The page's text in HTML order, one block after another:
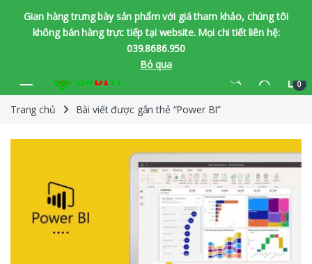
Gian hàng trưng bày sản phẩm với giá tham khảo, chúng tôi
không bán hàng trực tiếp tại website. Mọi chi tiết liên hệ:
039.8686.950
Bỏ qua
0
Trang chủ Bài viết được gắn thẻ “Power BI”